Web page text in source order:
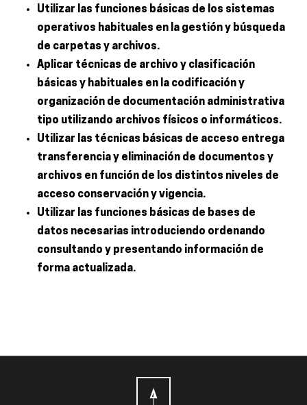
Utilizar las funciones básicas de los sistemas
operativos habituales en la gestión y búsqueda
de carpetas y archivos.
Aplicar técnicas de archivo y clasificación
básicas y habituales en la codificación y
organización de documentación administrativa
tipo utilizando archivos físicos o informáticos.
Utilizar las técnicas básicas de acceso entrega
transferencia y eliminación de documentos y
archivos en función de los distintos niveles de
acceso conservación y vigencia.
Utilizar las funciones básicas de bases de
datos necesarias introduciendo ordenando
consultando y presentando información de
forma actualizada.